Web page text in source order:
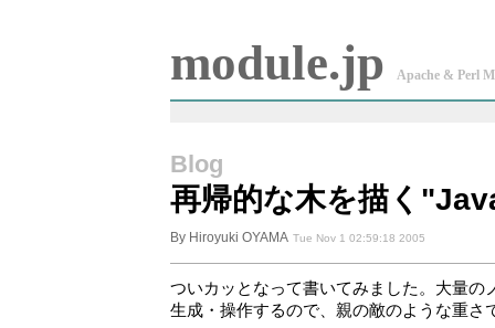
module.jp Apache & Perl
Blog
再帰的な木を描く
By Hiroyuki OYAMA Tue Nov 1 02:59:18 2005
ついカッとなって書いてみました。大量の
生成・操作するので、親の敵のような重さ